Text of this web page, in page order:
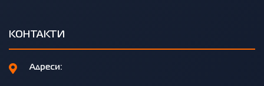
КОНТАКТИ
Адреси: